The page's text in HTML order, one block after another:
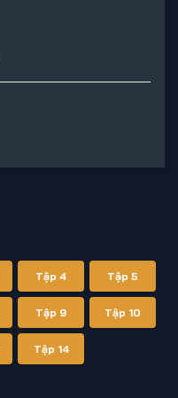
Tập 4 Tập 5
Tập 9 Tập 10
Tập 14